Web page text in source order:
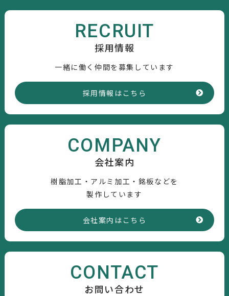
RECRUIT
採用情報
一緒に働く仲間を募集しています
採用情報はこちら
COMPANY
会社案内
樹脂加工・アルミ加工・銘板などを
製作しています
会社案内はこちら
CONTACT
お問い合わせ